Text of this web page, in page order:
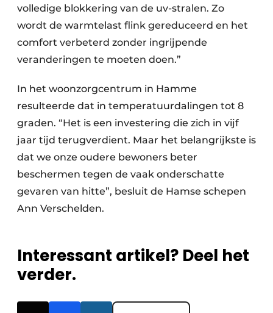
volledige blokkering van de uv-stralen. Zo
wordt de warmtelast flink gereduceerd en het
comfort verbeterd zonder ingrijpende
veranderingen te moeten doen.”
In het woonzorgcentrum in Hamme
resulteerde dat in temperatuurdalingen tot 8
graden. “Het is een investering die zich in vijf
jaar tijd terugverdient. Maar het belangrijkste is
dat we onze oudere bewoners beter
beschermen tegen de vaak onderschatte
gevaren van hitte”, besluit de Hamse schepen
Ann Verschelden.
Interessant artikel? Deel het
verder.